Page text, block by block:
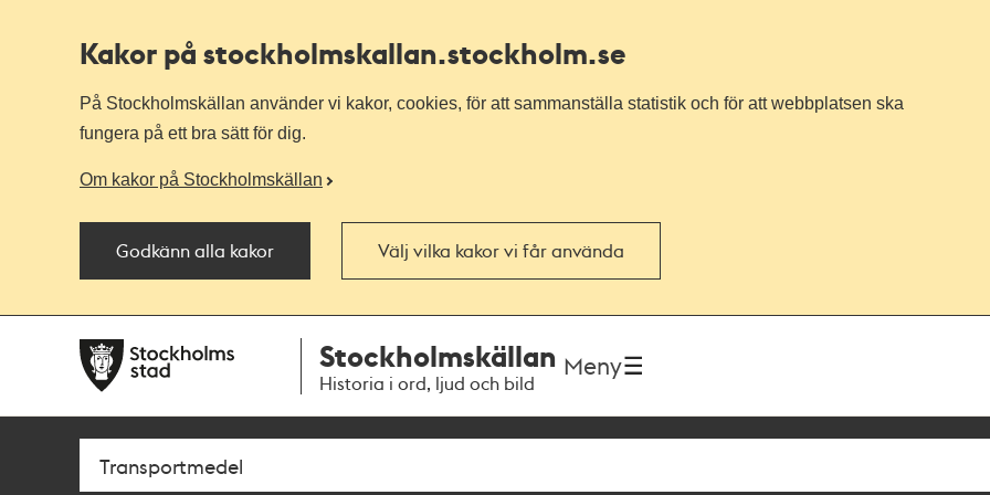
Kakor på stockholmskallan.stockholm.se
På Stockholmskällan använder vi kakor, cookies, för att sammanställa statistik och för att webbplatsen ska
fungera på ett bra sätt för dig.
Om kakor på Stockholmskällan
Godkänn alla kakor Välj vilka kakor vi får använda
navigationen
huvudinnehållet
Stockholmskällan
Historia i ord, ljud och bild
Meny
Sök